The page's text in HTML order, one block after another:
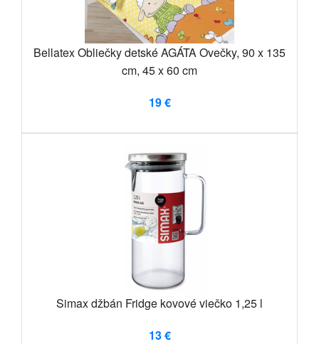
Bellatex Obliečky detské AGÁTA Ovečky, 90 x 135
cm, 45 x 60 cm
19 €
Simax džbán Fridge kovové viečko 1,25 l
13 €